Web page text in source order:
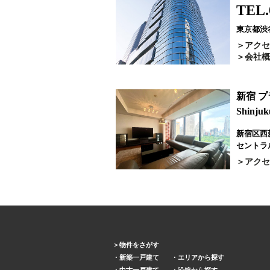
東京都渋
アク
会社
新宿
新宿区西
セントラ
アク
物件をさがす
新築一戸建て
エリアから探す